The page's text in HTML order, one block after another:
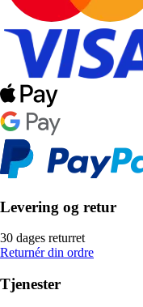
Levering og retur
30 dages returret
Returnér din ordre
Tjenester